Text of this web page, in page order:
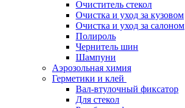
Очиститель стекол
Очистка и уход за кузовом
Очистка и уход за салоном
Полироль
Чернитель шин
Шампуни
Аэрозольная химия
Герметики и клей
Вал-втулочный фиксатор
Для стекол